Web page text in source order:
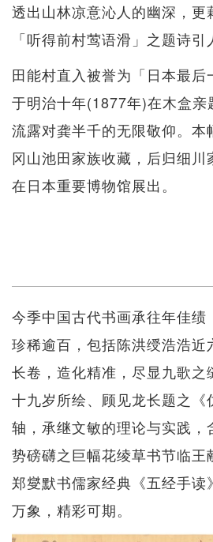
透出山林凉意沁人的幽深，更
「听得前村莺语滑」之题诗引
田能村直入被誉为「日本最后
于明治十年(1877年)在木盒亲
流露对龚半千的无限敬仰。本
冈山池田家族收藏，后归细川
在日本重要博物馆展出。
今季中国古代书画承往年佳绩
珍稀逾百，包括陈洪绶浩浩近
长卷，造化精准，尽显九歌之
十九岁所绘、顾见龙长题之《
轴，承继文敏的理论与实践，
势磅礴之巨幅花绫草书节临王
郑燮默书儒家经典《五经手读
万象，精彩可期。